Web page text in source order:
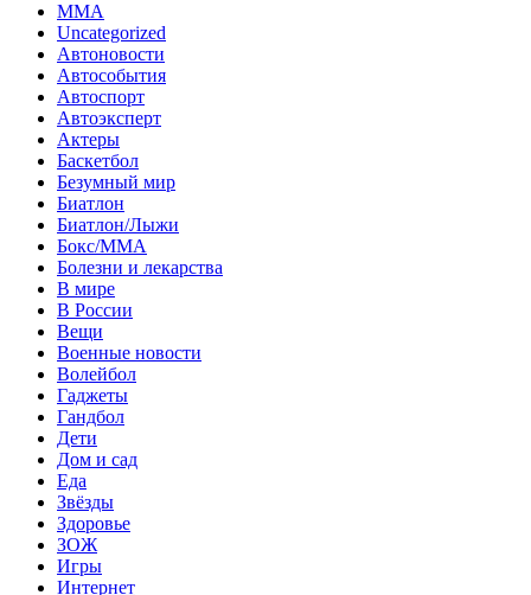
MMA
Uncategorized
Автоновости
Автособытия
Автоспорт
Автоэксперт
Актеры
Баскетбол
Безумный мир
Биатлон
Биатлон/Лыжи
Бокс/MMA
Болезни и лекарства
В мире
В России
Вещи
Военные новости
Волейбол
Гаджеты
Гандбол
Дети
Дом и сад
Еда
Звёзды
Здоровье
ЗОЖ
Игры
Интернет